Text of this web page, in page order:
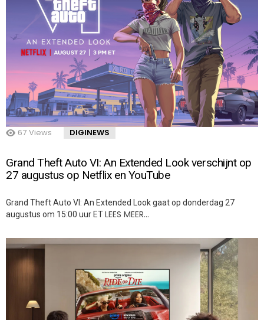
67 Views DIGINEWS
Grand Theft Auto VI: An Extended Look verschijnt op
27 augustus op Netflix en YouTube
Grand Theft Auto VI: An Extended Look gaat op donderdag 27
augustus om 15:00 uur ETLEES MEER…